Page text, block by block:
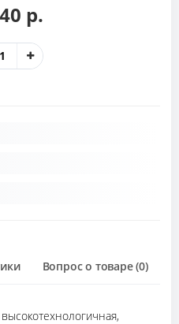
р.
Вопрос о товаре (0)
высокотехнологичная,